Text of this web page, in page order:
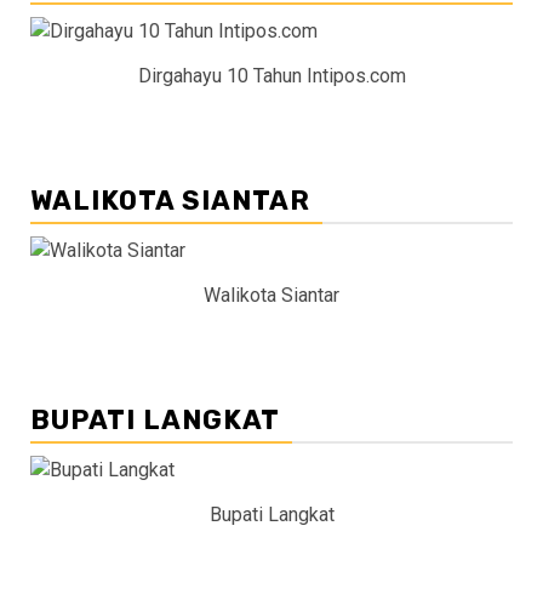
Dirgahayu 10 Tahun Intipos.com
WALIKOTA SIANTAR
Walikota Siantar
BUPATI LANGKAT
Bupati Langkat